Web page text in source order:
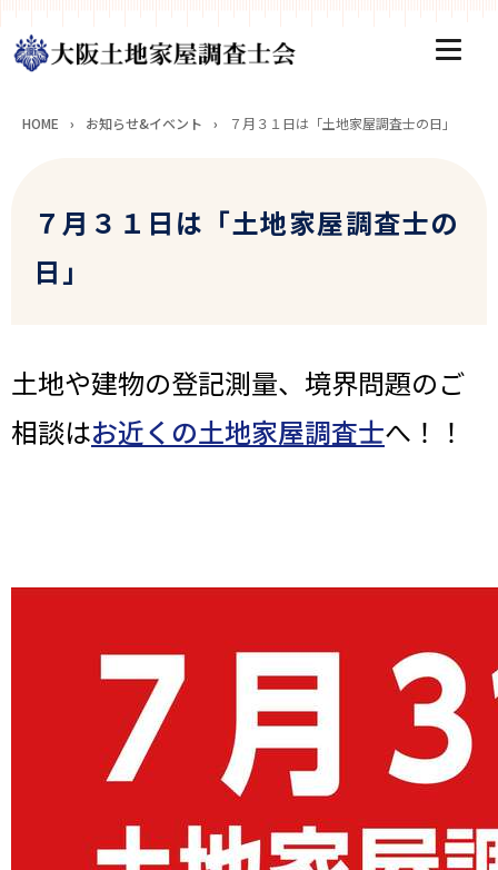
HOME › お知らせ&イベント › ７月３１日は「土地家屋調査士の日」
７月３１日は「土地家屋調査士の
日」
土地や建物の登記測量、境界問題のご
相談はお近くの土地家屋調査士へ！！